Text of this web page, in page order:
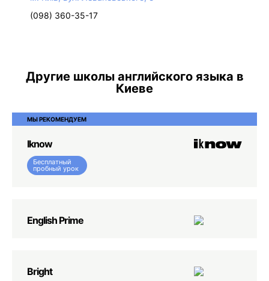
(098) 360-35-17
Другие школы английского языка в
Киеве
МЫ РЕКОМЕНДУЕМ
Iknow
Бесплатный
пробный урок
English Prime
Bright